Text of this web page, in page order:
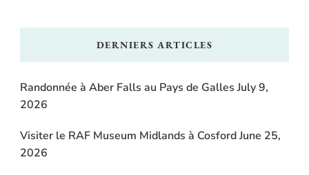
DERNIERS ARTICLES
Randonnée à Aber Falls au Pays de Galles July 9,
2026
Visiter le RAF Museum Midlands à CosfordJune 25,
2026